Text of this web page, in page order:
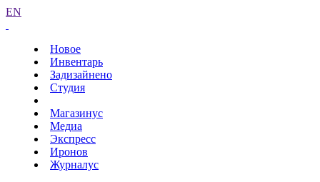
EN
Новое
Инвентарь
Задизайнено
Студия
Магазинус
Медиа
Экспресс
Иронов
Журналус